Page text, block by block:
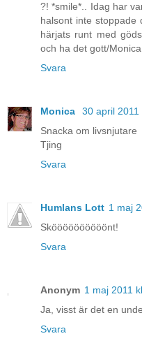
?! *smile*.. Idag har
halsont inte
härjats runt med
och ha det gott/Monica
Svara
Monica
30 april 2011
Snacka om
Tjing
Svara
Humlans Lott 1 maj
Sköööööööööönt!
Svara
Anonym 1 maj 2011
Ja, visst är det en
Svara